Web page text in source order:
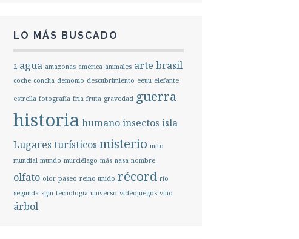
LO MÁS BUSCADO
2 agua amazonas américa animales arte brasil
coche concha demonio descubrimiento eeuu elefante
estrella fotografía fria fruta gravedad guerra
historia humanoinsectos isla
Lugares turísticos misterio mito
mundial mundo murciélago más nasa nombre
olfato olor paseo reino unido récord río
segunda sgm tecnologia universo videojuegos vino
árbol